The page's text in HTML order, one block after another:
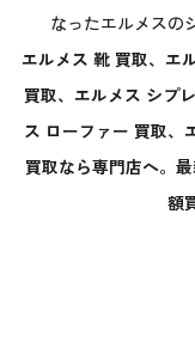
なったエルメスの
エルメス 靴 買取、エ
買取、エルメス シプ
ス ローファー 買取、
買取なら専門店へ。
額